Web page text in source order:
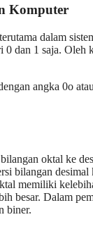
Komputer
dalam
dan 1 saja.
angka 0o
oktal ke
bilangan
memiliki
besar. Dalam
biner.